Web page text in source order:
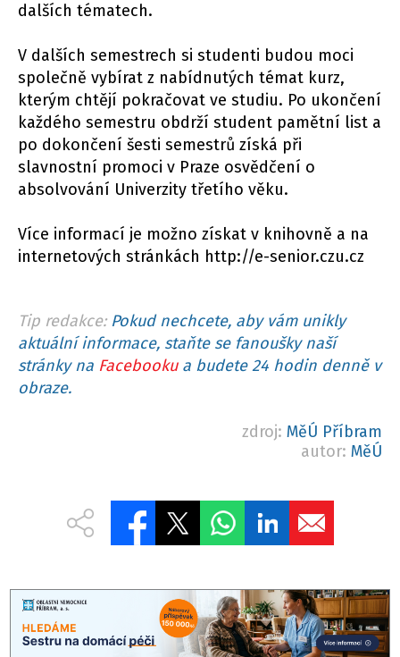
dalších tématech.
V dalších semestrech si studenti budou moci
společně vybírat z nabídnutých témat kurz,
kterým chtějí pokračovat ve studiu. Po ukončení
každého semestru obdrží student pamětní list a
po dokončení šesti semestrů získá při
slavnostní promoci v Praze osvědčení o
absolvování Univerzity třetího věku.
Více informací je možno získat v knihovně a na
internetových stránkách http://e-senior.czu.cz
Tip redakce: Pokud nechcete, aby vám unikly
aktuální informace, staňte se fanoušky naší
stránky na Facebookua budete 24 hodin denně v
obraze.
zdroj: MěÚ Příbram
autor: MěÚ